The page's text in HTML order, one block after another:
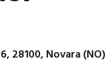
28100, Novara (NO)